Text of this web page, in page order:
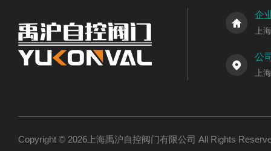
企
上
公
上
Copyright © 2026上海禹沪自控阀门有限公司 All Rights